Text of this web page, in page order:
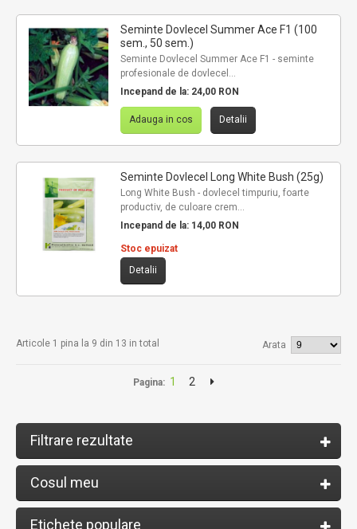
Seminte Dovlecel Summer Ace F1 (100
sem., 50 sem.)
Seminte Dovlecel Summer Ace F1 - seminte
profesionale de dovlecel...
Incepand de la: 24,00 RON
Adauga in cos Detalii
Seminte Dovlecel Long White Bush (25g)
Long White Bush - dovlecel timpuriu, foarte
productiv, de culoare crem...
Incepand de la: 14,00 RON
Stoc epuizat
Detalii
Articole 1 pina la 9 din 13 in total Arata
Pagina: 1 2
Filtrare rezultate
Cosul meu
Etichete populare